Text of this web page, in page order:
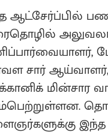
ஆட்சேர்ப்பில்
அலுவலர்,
சார் ஆய்வாளர்,
மின்சார
இந்த